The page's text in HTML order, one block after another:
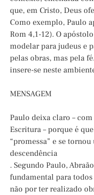
que, em Cristo, Deus
Como exemplo, Paulo
Rom 4,1-12). O
modelar para judeus e
pelas obras, mas pela
insere-se neste
MENSAGEM
Paulo deixa claro –
Escritura – porque é
“promessa” e se
descendência
. Segundo Paulo,
fundamental para todos
não por ter realizado